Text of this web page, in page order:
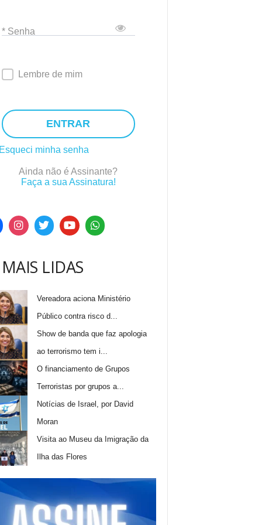
* Senha
Lembre de mim
ENTRAR
minha senha
Ainda não é Assinante?
Faça a sua Assinatura!
LIDAS
Vereadora aciona Ministério
Público contra risco d...
Show de banda que faz apologia
ao terrorismo tem i...
O financiamento de Grupos
Terroristas por grupos a...
Notícias de Israel, por David
Moran
Visita ao Museu da Imigração da
Ilha das Flores